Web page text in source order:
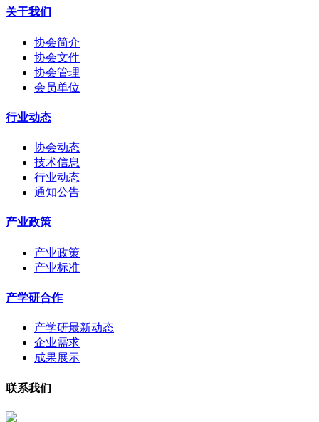
关于我们
协会简介
协会文件
协会管理
会员单位
行业动态
协会动态
技术信息
行业动态
通知公告
产业政策
产业政策
产业标准
产学研合作
产学研最新动态
企业需求
成果展示
联系我们